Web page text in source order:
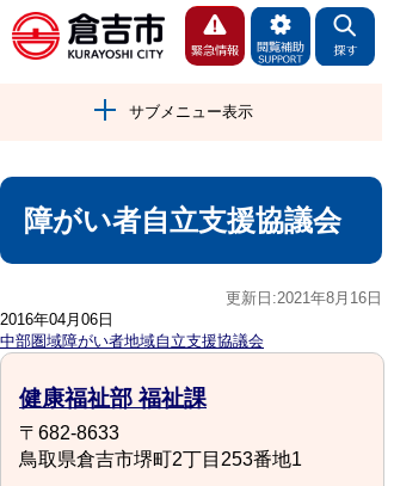
サブメニュー表示
障がい者自立支援協議会
更新日:2021年8月16日
2016年04月06日
中部圏域障がい者地域自立支援協議会
健康福祉部 福祉課
〒682-8633
鳥取県倉吉市堺町2丁目253番地1